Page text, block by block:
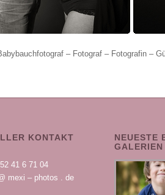
– Fotograf – Fotografin –
KONTAKT
41 6 71 04
mexi – photos . de
NEUESTE
GALERIEN